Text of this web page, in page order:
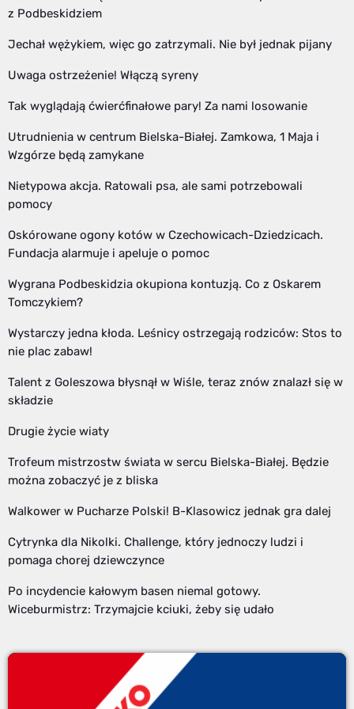
z Podbeskidziem
Jechał wężykiem, więc go zatrzymali. Nie był jednak pijany
Uwaga ostrzeżenie! Włączą syreny
Tak wyglądają ćwierćfinałowe pary! Za nami losowanie
Utrudnienia w centrum Bielska-Białej. Zamkowa, 1 Maja i
Wzgórze będą zamykane
Nietypowa akcja. Ratowali psa, ale sami potrzebowali
pomocy
Oskórowane ogony kotów w Czechowicach-Dziedzicach.
Fundacja alarmuje i apeluje o pomoc
Wygrana Podbeskidzia okupiona kontuzją. Co z Oskarem
Tomczykiem?
Wystarczy jedna kłoda. Leśnicy ostrzegają rodziców: Stos to
nie plac zabaw!
Talent z Goleszowa błysnął w Wiśle, teraz znów znalazł się w
składzie
Drugie życie wiaty
Trofeum mistrzostw świata w sercu Bielska-Białej. Będzie
można zobaczyć je z bliska
Walkower w Pucharze Polski! B-Klasowicz jednak gra dalej
Cytrynka dla Nikolki. Challenge, który jednoczy ludzi i
pomaga chorej dziewczynce
Po incydencie kałowym basen niemal gotowy.
Wiceburmistrz: Trzymajcie kciuki, żeby się udało